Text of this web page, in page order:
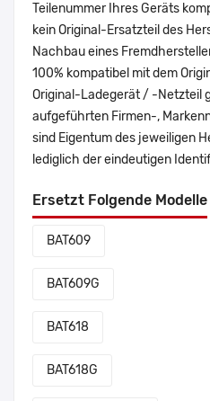
Teilenummer Ihres Geräts
kein Original-Ersatzteil des
Nachbau eines
100% kompatibel mit dem
Original-Ladegerät / -Netzteil
aufgeführten Firmen-,
sind Eigentum des jeweiligen
lediglich der eindeutigen
Ersetzt Folgende Modelle
BAT609
BAT609G
BAT618
BAT618G